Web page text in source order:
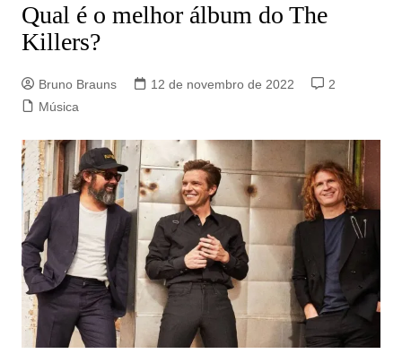
Qual é o melhor álbum do The
Killers?
Bruno Brauns 12 de novembro de 2022
2
Música